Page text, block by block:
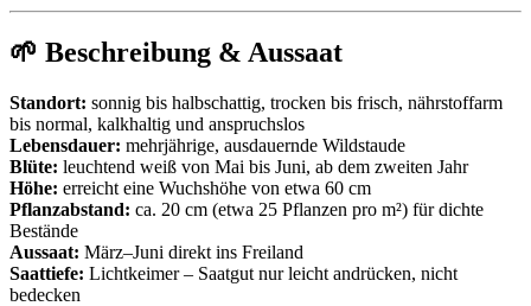
🌱 Beschreibung & Aussaat
Standort: sonnig bis halbschattig, trocken bis frisch, nährstoffarm
bis normal, kalkhaltig und anspruchslos
Lebensdauer: mehrjährige, ausdauernde Wildstaude
Blüte: leuchtend weiß von Mai bis Juni, ab dem zweiten Jahr
Höhe: erreicht eine Wuchshöhe von etwa 60 cm
Pflanzabstand: ca. 20 cm (etwa 25 Pflanzen pro m²) für dichte
Bestände
Aussaat: März–Juni direkt ins Freiland
Saattiefe: Lichtkeimer – Saatgut nur leicht andrücken, nicht
bedecken